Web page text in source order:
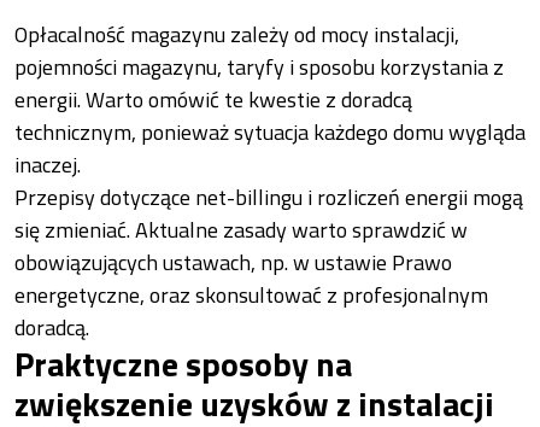
Opłacalność magazynu zależy od mocy instalacji,
pojemności magazynu, taryfy i sposobu korzystania z
energii. Warto omówić te kwestie z doradcą
technicznym, ponieważ sytuacja każdego domu wygląda
inaczej.
Przepisy dotyczące net-billingu i rozliczeń energii mogą
się zmieniać. Aktualne zasady warto sprawdzić w
obowiązujących ustawach, np. w ustawie Prawo
energetyczne, oraz skonsultować z profesjonalnym
doradcą.
Praktyczne sposoby na
zwiększenie uzysków z instalacji